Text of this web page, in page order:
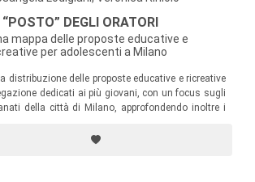
“POSTO” DEGLI ORATORI
mappa delle proposte educative e
per adolescenti a Milano
distribuzione delle proposte educative e ricreative
dedicati ai più giovani, con un focus sugli
della città di Milano, approfondendo inoltre i